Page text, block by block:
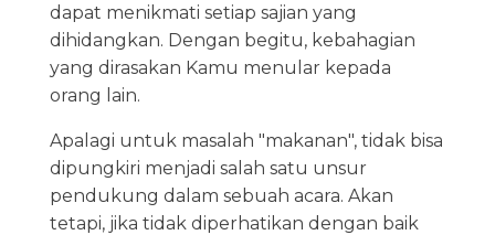
dapat menikmati setiap sajian yang
dihidangkan. Dengan begitu, kebahagian
yang dirasakan Kamu menular kepada
orang lain.
Apalagi untuk masalah "makanan", tidak bisa
dipungkiri menjadi salah satu unsur
pendukung dalam sebuah acara. Akan
tetapi, jika tidak diperhatikan dengan baik